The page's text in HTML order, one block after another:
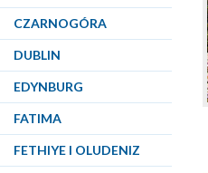
CZARNOGÓRA
DUBLIN
EDYNBURG
FATIMA
FETHIYE I OLUDENIZ